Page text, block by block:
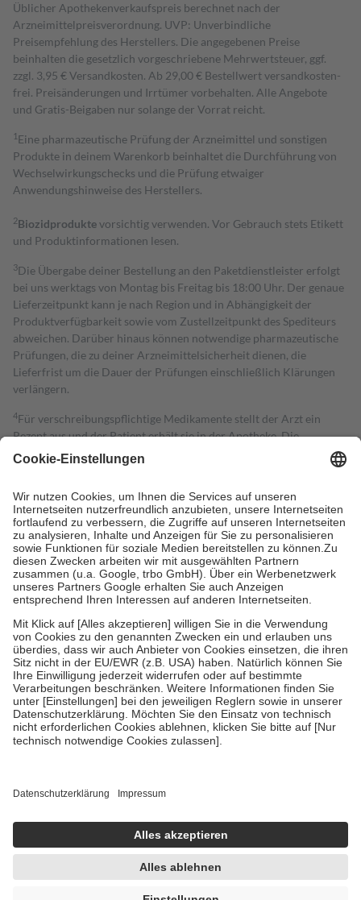
Üblicher Apothekenverkaufspreis berechnet nach der
Arzneimittelpreisverordnung. UVP: Unverbindliche
Preisempfehlung des Herstellers. Die angegebenen Preise
beinhalten die gesetzlich vorgeschriebene Mehrwertsteuer, ggf.
zzgl. 3,95 € Versandkosten. Ab 29,00 € Bestell­wert versand­kosten­
frei. Preisänderungen und Irrtümer vorbehalten. Alle Angebote
und Gratis-Beigaben nur solange der Vorrat reicht.
1 Eine pharmazeutische Prüfung der Arzneimittel und sonstigen
Produkte in deinem Warenkorb beinhaltet die Durchführung von
Wechselwirkungschecks und die Prüfung etwaiger
Anwendungshinweise des Herstellers.
2Biozidproduktevorsichtig verwenden. Vor Gebrauch stets Etikett
und Produktinformationen lesen.
3Die Übergabe deiner Bestellung an den Paketdienstleister erfolgt
bei uns werktags von Montag bis Freitag bis 18:00 Uhr. Der genaue
Lieferzeitpunkt kann je nach Region und in Abhängigkeit der
Produktverfügbarkeit sowie vom Zustellzeitpunkt des Spediteurs
abweichen. Darüber hinaus können notwendige pharmazeutische
Prüfungen, die zu deiner Arzneimittelsicherheit dienen, die
Lieferfrist um die Dauer der Prüfungen einschließlich Klärungen
verlängern.
4Für verschreibungspflichtige Medikamente stellt der Arzt ein
Rezept aus und der Patient erhält sie in der Apotheke. Die
gesetzliche Krankenversicherung übernimmt in der Regel die
Kosten dafür, der Versicherte trägt einen Teil davon als Zuzahlung
Grundsätzlich leisten Mitglieder Zuzahlungen in Höhe von zehn
Prozent des Abgabepreises,mindestens jedochfünf Euround
höchstens zehn Euro.Es sind jedoch nie mehr als die tatsächlichen
Kosten der Leistung zu entrichten.
Diese Regeln gelten grundsätzlich auch für Online-Apotheken.
Bei Heilmitteln und häuslicher Krankenpflege beträgt die
Zuzahlung zehn Prozent der Kosten sowie zehn Euro je
Verordnung.
Um das Engagement der Versicherten für ihre eigene Gesundheit zu
stärken und die besondere Stellung der Familie zu unterstützen,
fallenkeine Zuzahlungenan bei:
• Kindern und Jugendlichen bis zum vollendeten 18. Lebensjahr
mit Ausnahme der Fahrkosten
• Untersuchungen zur Vorsorge und Früherkennung, die von der
GKV getragen werden
Einholung von Bewertungen. Trusted Shops hat Maßnahmen
getroffen, um sicherzustellen, dass es sich um echte Bewertungen
handelt. Mehr Informationen findest du hier:
https://help.etrusted.com/hc/de/articles/4419944605341